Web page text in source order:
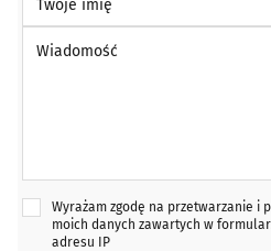
Wyrażam zgodę na przetwarzanie i
moich danych zawartych w
adresu IP